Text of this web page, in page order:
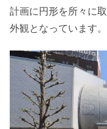
計画に円形を所々に
外観となっています。